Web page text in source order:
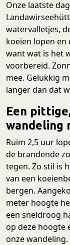
Onze laatste
watervalletjes,
koeien lopen en
want wat is het
voorbereid.
mee. Gelukkig
langer dan dat
Een
wandeling
Ruim 2,5 uur
de brandende
tegen. Zo stil is
van een
bergen.
meter hoogte
een sneldroog
op deze hoogte
onze